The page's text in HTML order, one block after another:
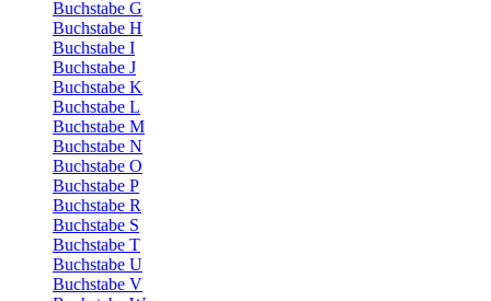
Buchstabe G
Buchstabe H
Buchstabe I
Buchstabe J
Buchstabe K
Buchstabe L
Buchstabe M
Buchstabe N
Buchstabe O
Buchstabe P
Buchstabe R
Buchstabe S
Buchstabe T
Buchstabe U
Buchstabe V